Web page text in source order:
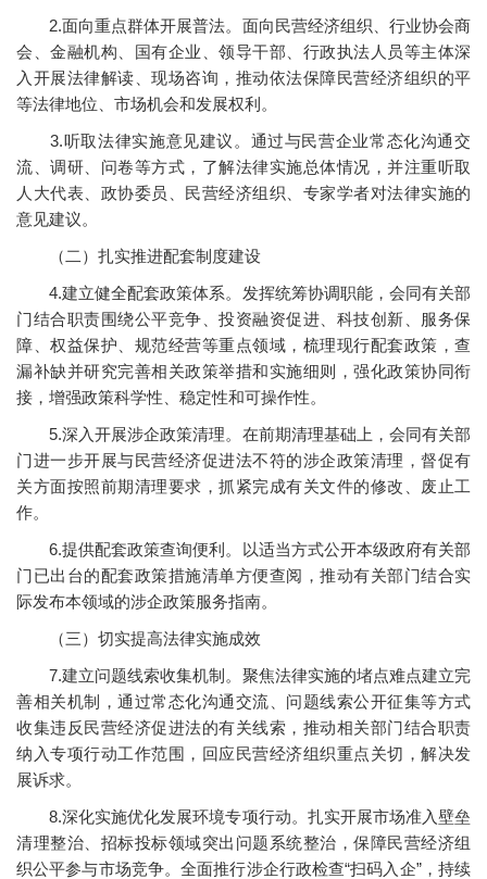
2.面向重点群体开展普法。面向民营经济组织、行业协会商
会、金融机构、国有企业、领导干部、行政执法人员等主体深
入开展法律解读、现场咨询，推动依法保障民营经济组织的平
等法律地位、市场机会和发展权利。
3.听取法律实施意见建议。通过与民营企业常态化沟通交
流、调研、问卷等方式，了解法律实施总体情况，并注重听取
人大代表、政协委员、民营经济组织、专家学者对法律实施的
意见建议。
（二）扎实推进配套制度建设
4.建立健全配套政策体系。发挥统筹协调职能，会同有关部
门结合职责围绕公平竞争、投资融资促进、科技创新、服务保
障、权益保护、规范经营等重点领域，梳理现行配套政策，查
漏补缺并研究完善相关政策举措和实施细则，强化政策协同衔
接，增强政策科学性、稳定性和可操作性。
5.深入开展涉企政策清理。在前期清理基础上，会同有关部
门进一步开展与民营经济促进法不符的涉企政策清理，督促有
关方面按照前期清理要求，抓紧完成有关文件的修改、废止工
作。
6.提供配套政策查询便利。以适当方式公开本级政府有关部
门已出台的配套政策措施清单方便查阅，推动有关部门结合实
际发布本领域的涉企政策服务指南。
（三）切实提高法律实施成效
7.建立问题线索收集机制。聚焦法律实施的堵点难点建立完
善相关机制，通过常态化沟通交流、问题线索公开征集等方式
收集违反民营经济促进法的有关线索，推动相关部门结合职责
纳入专项行动工作范围，回应民营经济组织重点关切，解决发
展诉求。
8.深化实施优化发展环境专项行动。扎实开展市场准入壁垒
清理整治、招标投标领域突出问题系统整治，保障民营经济组
织公平参与市场竞争。全面推行涉企行政检查“扫码入企”，持续